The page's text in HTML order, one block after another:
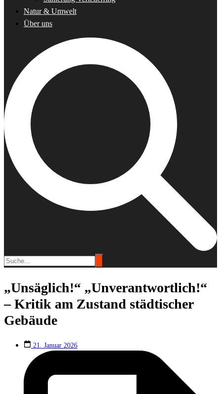
Natur & Umwelt
Über uns
„Unsäglich!“ „Unverantwortlich!“
– Kritik am Zustand städtischer
Gebäude
21. Januar 2026